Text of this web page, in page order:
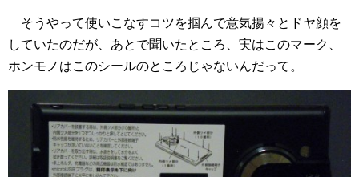
そうやって使いこなすコツを掴んで意気揚々とドヤ顔を
していたのだが、あとで聞いたところ、実はこのマーク、
ホンモノはこのシールのところじゃないんだって。